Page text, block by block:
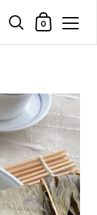
購物車
0